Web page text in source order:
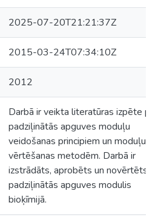
2025-07-20T21:21:37Z
2015-03-24T07:34:10Z
2012
Darbā ir veikta literatūras izpēte
padziļinātās apguves moduļu
veidošanas principiem un moduļu
vērtēšanas metodēm. Darbā ir
izstrādāts, aprobēts un novērtēts
padziļinātās apguves modulis
bioķīmijā.